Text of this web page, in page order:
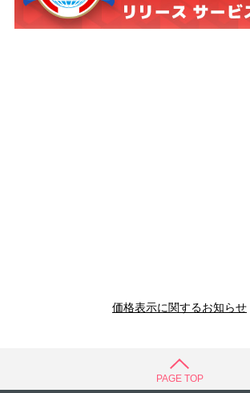
価格表示に関するお知らせ
PAGE TOP